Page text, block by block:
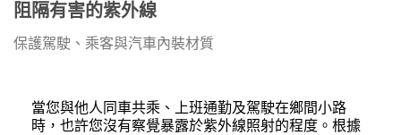
阻隔有害的紫外線
保護駕駛、乘客與汽車內裝材質
當您與他人同車共乘、上班通勤及駕駛在鄉間小路
時，也許您沒有察覺暴露於紫外線照射的程度。根據